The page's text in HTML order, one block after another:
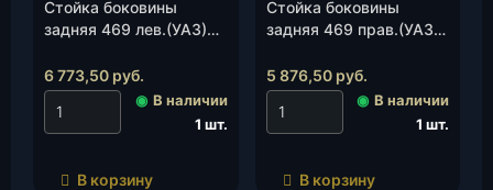
Стойка боковины
задняя 469 лев.(УАЗ)
шт.
6 773,50 руб.
◉ В наличии
1 шт.
В корзину
Стойка боковины
задняя 469 прав.(УАЗ)
шт.
5 876,50 руб.
◉ В наличии
1 шт.
В корзину